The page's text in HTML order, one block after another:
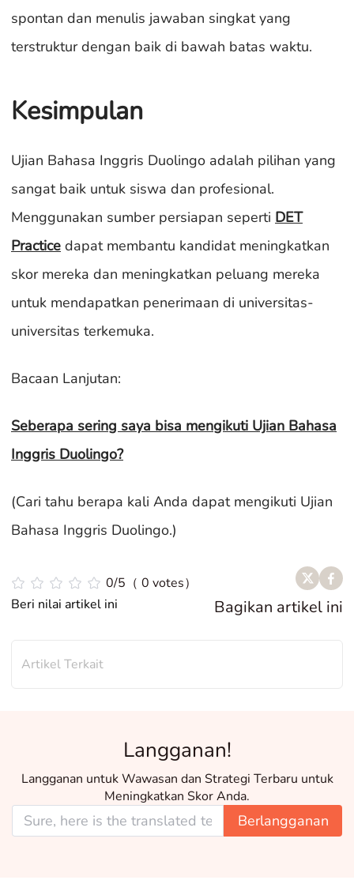
spontan dan menulis jawaban singkat yang
terstruktur dengan baik di bawah batas waktu.
Kesimpulan
Ujian Bahasa Inggris Duolingo adalah pilihan yang
sangat baik untuk siswa dan profesional.
Menggunakan sumber persiapan seperti DET
Practice dapat membantu kandidat meningkatkan
skor mereka dan meningkatkan peluang mereka
untuk mendapatkan penerimaan di universitas-
universitas terkemuka.
Bacaan Lanjutan:
Seberapa sering saya bisa mengikuti Ujian Bahasa
Inggris Duolingo?
(Cari tahu berapa kali Anda dapat mengikuti Ujian
Bahasa Inggris Duolingo.)
0/5（ 0 votes）
Beri nilai artikel ini
Bagikan artikel ini
Artikel Terkait
Langganan!
Langganan untuk Wawasan dan Strategi Terbaru untuk
Meningkatkan Skor Anda.
Berlangganan